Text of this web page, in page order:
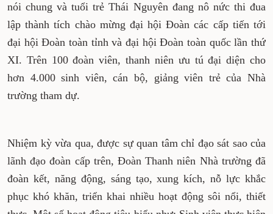
nói chung và tuổi trẻ Thái Nguyên đang nô nức thi đua
lập thành tích chào mừng đại hội Đoàn các cấp tiến tới
đại hội Đoàn toàn tỉnh và đại hội Đoàn toàn quốc lần thứ
XI. Trên 100 đoàn viên, thanh niên ưu tú đại diện cho
hơn 4.000 sinh viên, cán bộ, giảng viên trẻ của Nhà
trường tham dự.
Nhiệm kỳ vừa qua, được sự quan tâm chỉ đạo sát sao của
lãnh đạo đoàn cấp trên, Đoàn Thanh niên Nhà trường đã
đoàn kết, năng động, sáng tạo, xung kích, nỗ lực khắc
phục khó khăn, triển khai nhiều hoạt động sôi nổi, thiết